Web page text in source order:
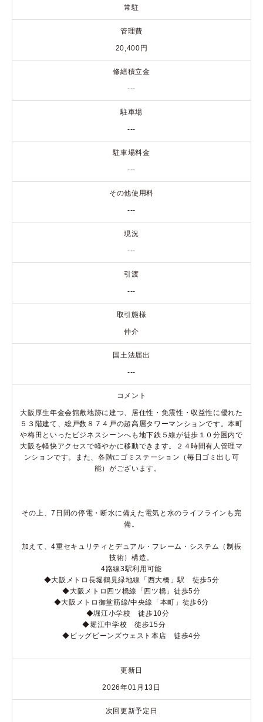
常駐
管理費
20,400円
修繕積立金
---
駐車場
---
駐車場料金
---
その他使用料
---
現況
---
引渡
---
取引態様
仲介
国土法届出
---
コメント
大阪厚生年金会館敷地跡に建つ、居住性・免震性・収益性に優れた
５３階建て、総戸数８７４戸の超高層タワーマンションです。本町
や梅田といったビジネスシーンへも地下鉄５線が徒歩１０分圏内で
大阪を軽快アクセスで軽やかに移動できます。２４時間有人管理マ
ンションです。また、各階にゴミステーション（毎日ゴミ出し可
能）がございます。
その上、7日間の停電・断水に備えた電気と水のライフラインも完
備。
加えて、4重セキュリティとデュアル・フレーム・システム（制振
技術）構造。
4路線3駅利用可能
◆大阪メトロ長堀鶴見緑地線「西大橋」駅 徒歩5分
◆大阪メトロ四ツ橋線「四ツ橋」徒歩5分
◆大阪メトロ御堂筋線/中央線「本町」徒歩6分
◆堀江小学校 徒歩10分
◆堀江中学校 徒歩15分
◆ビッグビーンズウェスト本店 徒歩4分
更新日
2026年01月13日
次回更新予定日